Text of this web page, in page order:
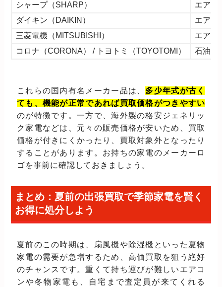
シャープ（SHARP）
エアコ
ダイキン（DAIKIN）
エアコ
三菱電機（MITSUBISHI）
エアコ
コロナ（CORONA） / トヨトミ（TOYOTOMI）
石油フ
これらの国内有名メーカー品は、 多少年式が古く
ても、機能が正常であれば買取価格がつきやすい
のが特徴です。一方で、海外製の格安ジェネリッ
ク家電などは、元々の販売価格が安いため、買取
価格が付きにくかったり、買取対象外となったり
することがあります。お持ちの家電のメーカーロ
ゴを事前に確認しておきましょう。
まとめ：夏前の出張買取で季節家電を賢く
お得に処分しよう
夏前のこの時期は、扇風機や除湿機といった夏物
家電の需要が急増するため、高価買取を狙う絶好
のチャンスです。重くて持ち運びが難しいエアコ
ンや冬物家電も、自宅まで査定員が来てくれる